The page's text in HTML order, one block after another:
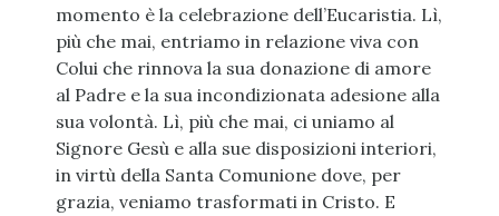
momento è la celebrazione dell’Eucaristia. Lì,
più che mai, entriamo in relazione viva con
Colui che rinnova la sua donazione di amore
al Padre e la sua incondizionata adesione alla
sua volontà. Lì, più che mai, ci uniamo al
Signore Gesù e alla sue disposizioni interiori,
in virtù della Santa Comunione dove, per
grazia, veniamo trasformati in Cristo. E